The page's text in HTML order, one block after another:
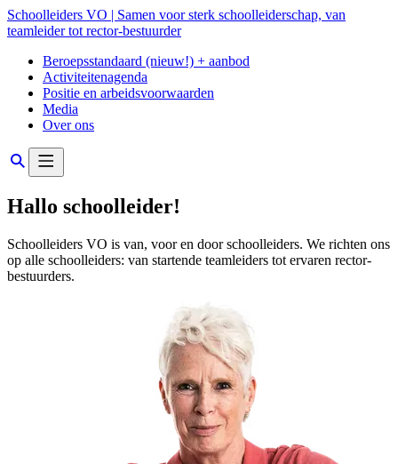
Schoolleiders VO | Samen voor sterk schoolleiderschap, van
teamleider tot rector-bestuurder
Beroepsstandaard (nieuw!) + aanbod
Activiteitenagenda
Positie en arbeidsvoorwaarden
Media
Over ons
Hallo schoolleider!
Schoolleiders VO is van, voor en door schoolleiders. We richten ons
op alle schoolleiders: van startende teamleiders tot ervaren rector-
bestuurders.